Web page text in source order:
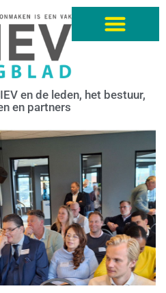
en de leden, het bestuur,
en partners